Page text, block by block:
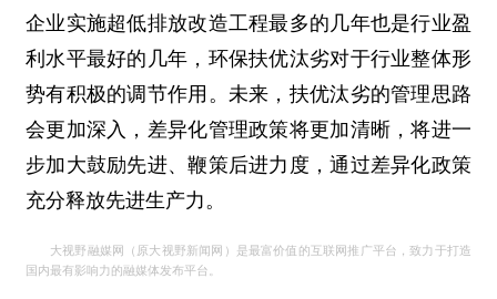
企业实施超低排放改造工程最多的几年也是行业盈
利水平最好的几年，环保扶优汰劣对于行业整体形
势有积极的调节作用。未来，扶优汰劣的管理思路
会更加深入，差异化管理政策将更加清晰，将进一
步加大鼓励先进、鞭策后进力度，通过差异化政策
充分释放先进生产力。
大视野融媒网（原大视野新闻网）是最富价值的互联网推广平台，致力于打造
国内最有影响力的融媒体发布平台。